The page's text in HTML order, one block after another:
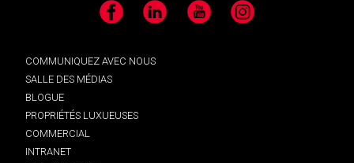
Facebook LinkedIn YouTube Instagram
COMMUNIQUEZ AVEC NOUS
SALLE DES MÉDIAS
BLOGUE
PROPRIÉTÉS LUXUEUSES
COMMERCIAL
INTRANET